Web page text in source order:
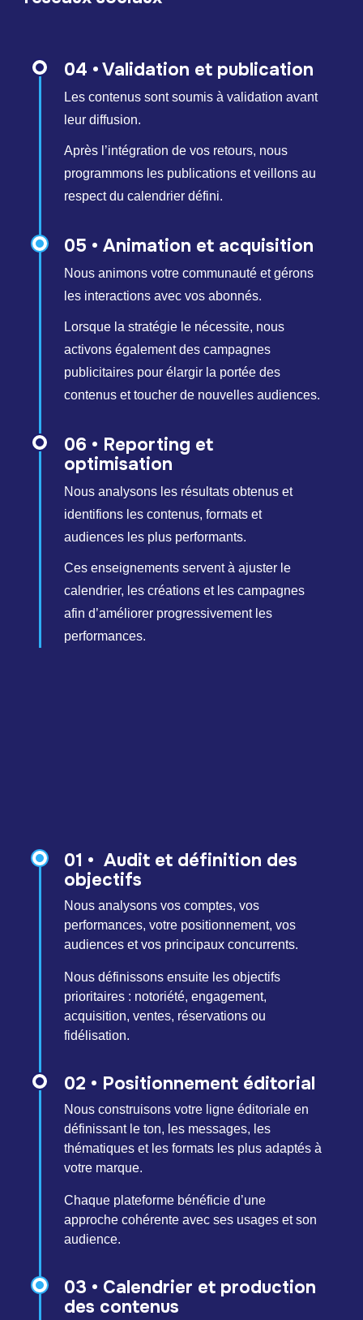
04 • Validation et publication
Les contenus sont soumis à validation avant
leur diffusion.
Après l’intégration de vos retours, nous
programmons les publications et veillons au
respect du calendrier défini.
05 • Animation et acquisition
Nous animons votre communauté et gérons
les interactions avec vos abonnés.
Lorsque la stratégie le nécessite, nous
activons également des campagnes
publicitaires pour élargir la portée des
contenus et toucher de nouvelles audiences.
06 • Reporting et
optimisation
Nous analysons les résultats obtenus et
identifions les contenus, formats et
audiences les plus performants.
Ces enseignements servent à ajuster le
calendrier, les créations et les campagnes
afin d’améliorer progressivement les
performances.
01 • Audit et définition des
objectifs
Nous analysons vos comptes, vos
performances, votre positionnement, vos
audiences et vos principaux concurrents.
Nous définissons ensuite les objectifs
prioritaires : notoriété, engagement,
acquisition, ventes, réservations ou
fidélisation.
02 • Positionnement éditorial
Nous construisons votre ligne éditoriale en
définissant le ton, les messages, les
thématiques et les formats les plus adaptés à
votre marque.
Chaque plateforme bénéficie d’une
approche cohérente avec ses usages et son
audience.
03 • Calendrier et production
des contenus